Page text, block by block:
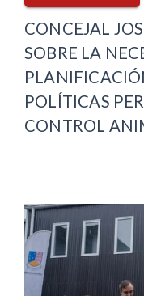
CONCEJAL
SOBRE LA
POLÍTICAS
CONTROL